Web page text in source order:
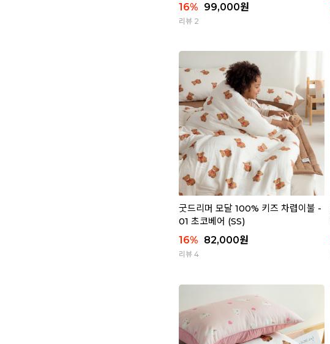
16% 99,000원
리뷰 2
굿드리머 모달 100% 키즈 차렵이불 -
01 초코베어 (SS)
16% 82,000원
리뷰 4